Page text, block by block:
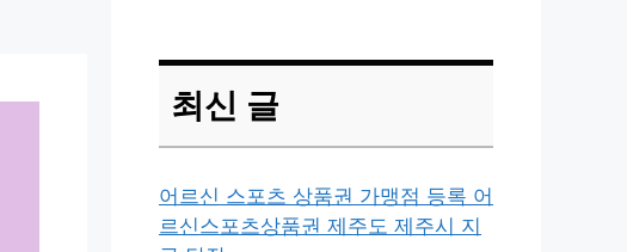
최신 글
어르신 스포츠 상품권 가맹점 등록 어
르신스포츠상품권 제주도 제주시 지